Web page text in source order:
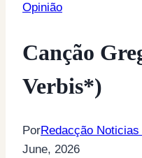
Opinião
Canção
Verbis*)
PorRedacção Noticias
June, 2026